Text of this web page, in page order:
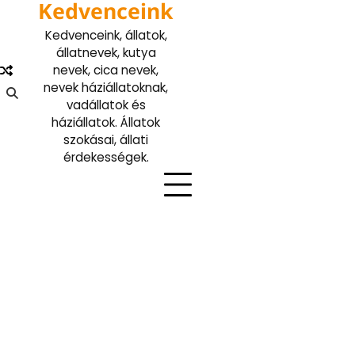
Kedvenceink
Kedvenceink, állatok,
állatnevek, kutya
nevek, cica nevek,
nevek háziállatoknak,
vadállatok és
háziállatok. Állatok
szokásai, állati
érdekességek.